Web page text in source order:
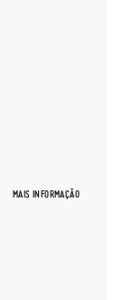
MAIS INFORMAÇÃO